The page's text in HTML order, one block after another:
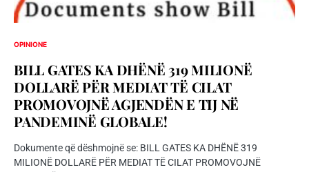
OPINIONE
BILL GATES KA DHËNË 319 MILIONË
DOLLARË PËR MEDIAT TË CILAT
PROMOVOJNË AGJENDËN E TIJ NË
PANDEMINË GLOBALE!
Dokumente që dëshmojnë se: BILL GATES KA DHËNË 319
MILIONË DOLLARË PËR MEDIAT TË CILAT PROMOVOJNË